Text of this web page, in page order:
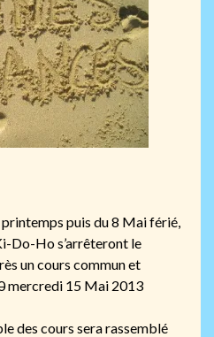
puis du 8 Mai férié,
Do-Ho s’arrêteront le
un cours commun et
mercredi 15 Mai 2013
des cours sera rassemblé